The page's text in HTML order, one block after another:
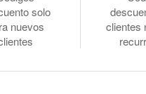
solo
nuevos
clientes